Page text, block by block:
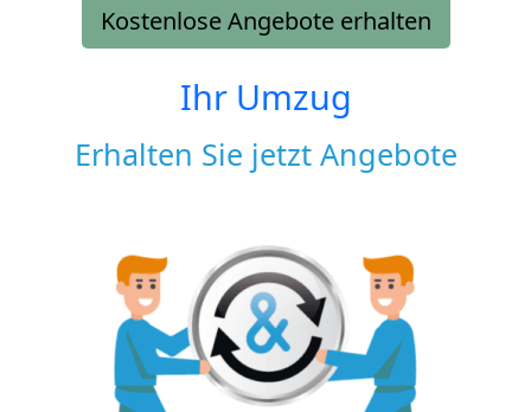
Kostenlose Angebote erhalten
Ihr Umzug
Erhalten Sie jetzt Angebote